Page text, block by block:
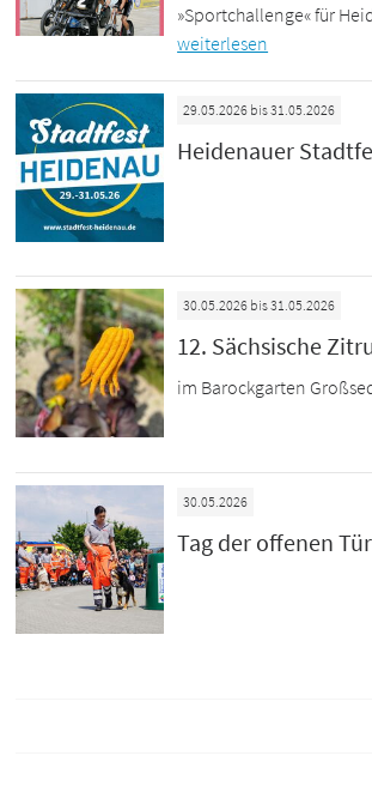
»Sportchallenge« für
weiterlesen
29.05.2026 bis 31.05.2026
Heidenauer
30.05.2026 bis 31.05.2026
12. Sächsische
im Barockgarten
30.05.2026
Tag der offenen